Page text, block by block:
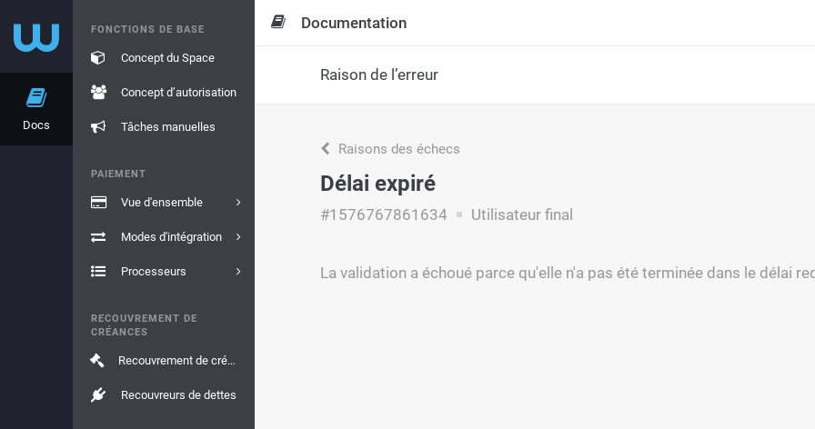
Docs
FONCTIONS DE BASE
Concept du Space
Concept d’autorisation
Tâches manuelles
PAIEMENT
Vue d'ensemble
Modes d'intégration
Processeurs
RECOUVREMENT DE
CRÉANCES
Recouvrement de créances
Recouvreurs de dettes
Documentation
Raison de l’erreur
Raisons des échecs
Délai expiré
#1576767861634 Utilisateur final
La validation a échoué parce qu'elle n'a pas été terminée dans le délai